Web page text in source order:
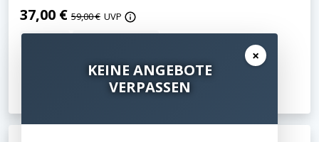
37,00 € 59,00 € UVP
Jetzt ansehen
×
KEINE ANGEBOTE
VERPASSEN